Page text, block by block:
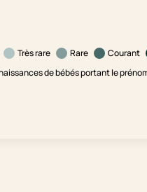
Très rare Rare Courant
de bébés portant le